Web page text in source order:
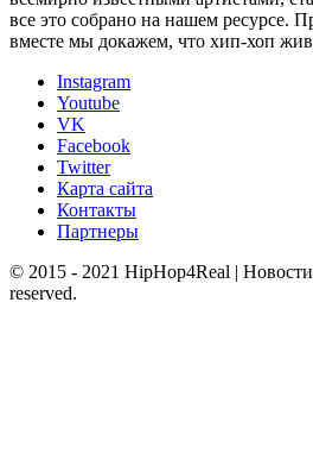
все это собрано на нашем ресурсе.
вместе мы докажем, что хип-хоп
Instagram
Youtube
VK
Facebook
Twitter
Карта сайта
Контакты
Партнеры
© 2015 - 2021 HipHop4Real |
reserved.